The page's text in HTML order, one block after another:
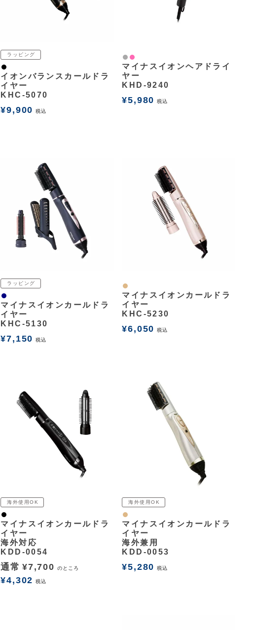
ラッピング
黒
イオンバランスカールドラ
イヤー
KHC-5070
¥9,900 税込
グレーピンク
マイナスイオンヘアドライ
ヤー
KHD-9240
¥5,980 税込
ラッピング
ネイビー
マイナスイオンカールドラ
イヤー
KHC-5130
¥7,150 税込
ナチュラル
マイナスイオンカールドラ
イヤー
KHC-5230
¥6,050 税込
海外使用OK
黒
マイナスイオンカールドラ
イヤー
海外対応
KDD-0054
通常 ¥7,700 のところ
¥4,302 税込
海外使用OK
ナチュラル
マイナスイオンカールドラ
イヤー
海外兼用
KDD-0053
¥5,280 税込